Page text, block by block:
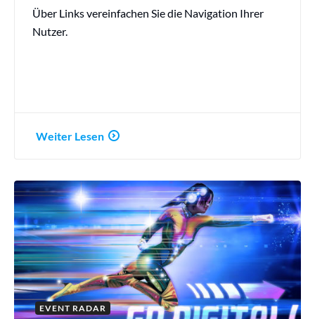
Über Links vereinfachen Sie die Navigation Ihrer
Nutzer.
Weiter Lesen
EVENT RADAR